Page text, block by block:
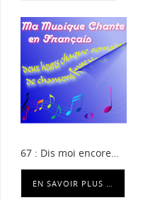
67 : Dis moi encore…
EN SAVOIR PLUS …